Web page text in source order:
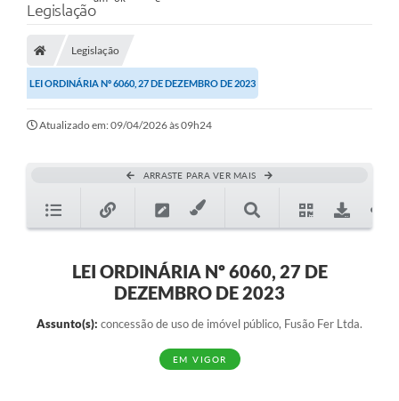
Legislação
Legislação
LEI ORDINÁRIA Nº 6060, 27 DE DEZEMBRO DE 2023
Atualizado em: 09/04/2026 às 09h24
ARRASTE PARA VER MAIS
LEI ORDINÁRIA Nº 6060, 27 DE
DEZEMBRO DE 2023
Assunto(s): concessão de uso de imóvel público, Fusão Fer Ltda.
EM VIGOR